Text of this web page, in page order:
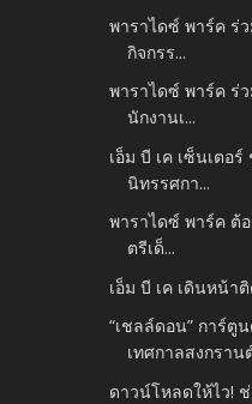
พาราไดซ์ พาร์ค ร่
กิจกรร...
พาราไดซ์ พาร์ค ร่
นักงานเ...
เอ็ม บี เค เซ็นเตอ
นิทรรศกา...
พาราไดซ์ พาร์ค ต้
ตรีเด็...
เอ็ม บี เค เดินหน้า
“เชลล์ดอน” การ์ตู
เทศกาลสงกราน
ดาวน์โหลดให้ไว! ช่